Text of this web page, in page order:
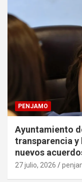
PENJAMO
Ayuntamiento
transparencia y
nuevos
27 julio, 2026